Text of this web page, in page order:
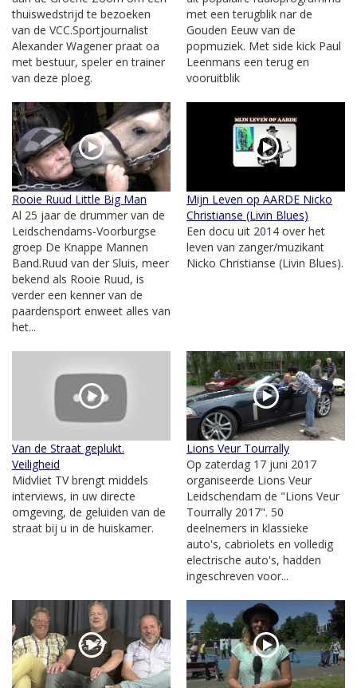
thuiswedstrijd te bezoeken
van de VCC.Sportjournalist
Alexander Wagener praat oa
met bestuur, speler en trainer
van deze ploeg.
met een terugblik nar de
Gouden Eeuw van de
popmuziek. Met side kick Paul
Leenmans een terug en
vooruitblik
Rooie Ruud Little Big Man
Al 25 jaar de drummer van de
Leidschendams-Voorburgse
groep De Knappe Mannen
Band.Ruud van der Sluis, meer
bekend als Rooie Ruud, is
verder een kenner van de
paardensport enweet alles van
het...
Mijn Leven op AARDE Nicko
Christianse (Livin Blues)
Een docu uit 2014 over het
leven van zanger/muzikant
Nicko Christianse (Livin Blues).
Van de Straat geplukt.
Veiligheid
Midvliet TV brengt middels
interviews, in uw directe
omgeving, de geluiden van de
straat bij u in de huiskamer.
Lions Veur Tourrally
Op zaterdag 17 juni 2017
organiseerde Lions Veur
Leidschendam de "Lions Veur
Tourrally 2017". 50
deelnemers in klassieke
auto's, cabriolets en volledig
electrische auto's, hadden
ingeschreven voor...